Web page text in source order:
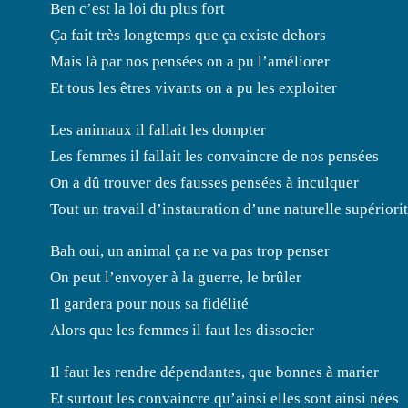
Ben c’est la loi du plus fort
Ça fait très longtemps que ça existe dehors
Mais là par nos pensées on a pu l’améliorer
Et tous les êtres vivants on a pu les exploiter
Les animaux il fallait les dompter
Les femmes il fallait les convaincre de nos pensées
On a dû trouver des fausses pensées à inculquer
Tout un travail d’instauration d’une naturelle
Bah oui, un animal ça ne va pas trop penser
On peut l’envoyer à la guerre, le brûler
Il gardera pour nous sa fidélité
Alors que les femmes il faut les dissocier
Il faut les rendre dépendantes, que bonnes à marier
Et surtout les convaincre qu’ainsi elles sont ainsi nées